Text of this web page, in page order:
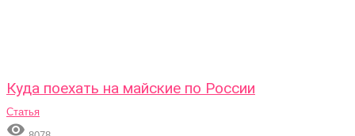
Куда поехать на майские по России
Статья
